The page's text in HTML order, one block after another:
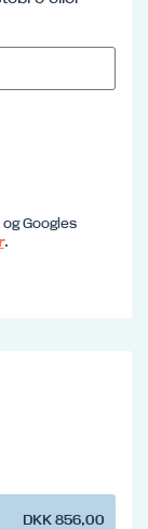
Googles
.
DKK 856,00